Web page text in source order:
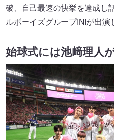
破、自己最速の快挙を達成し
ルボーイズグループINIが出演
始球式には池﨑理人